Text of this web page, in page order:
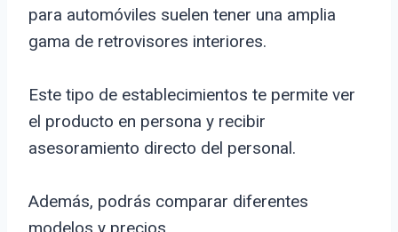
para automóviles suelen tener una amplia
gama de retrovisores interiores.
Este tipo de establecimientos te permite ver
el producto en persona y recibir
asesoramiento directo del personal.
Además, podrás comparar diferentes